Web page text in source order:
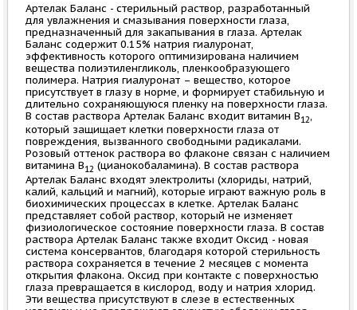
Артелак Баланс - стерильный раствор, разработанный
для увлажнения и смазывания поверхности глаза,
предназначенный для закапывания в глаза. Артелак
Баланс содержит 0.15% натрия гиалуронат,
эффективность которого оптимизирована наличием
вещества полиэтиленгликоль, пленкообразующего
полимера. Натрия гиалуронат – вещество, которое
присутствует в глазу в норме, и формирует стабильную и
длительно сохраняющуюся пленку на поверхности глаза.
В состав раствора Артелак Баланс входит витамин В12,
который защищает клетки поверхности глаза от
повреждения, вызванного свободными радикалами.
Розовый оттенок раствора во флаконе связан с наличием
витамина В12 (цианокобаламина). В состав раствора
Артелак Баланс входят электролиты (хлориды, натрий,
калий, кальций и магний), которые играют важную роль в
биохимических процессах в клетке. Артелак Баланс
представляет собой раствор, который не изменяет
физиологическое состояние поверхности глаза. В состав
раствора Артелак Баланс также входит Оксид - новая
система консервантов, благодаря которой стерильность
раствора сохраняется в течение 2 месяцев с момента
открытия флакона. Оксид при контакте с поверхностью
глаза превращается в кислород, воду и натрия хлорид.
Эти вещества присутствуют в слезе в естественных